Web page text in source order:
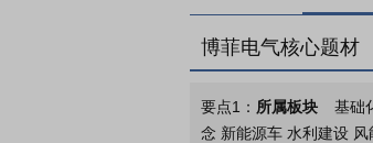
博菲电气核心题材
要点1： 所属板块
基础
念 新能源车 水利建设